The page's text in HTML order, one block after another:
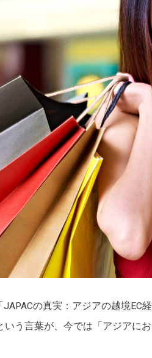
の真実：アジアの越境EC
いう言葉が、今では「アジアに